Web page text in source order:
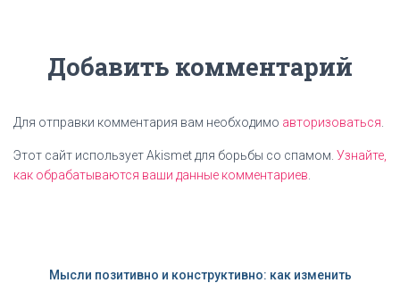
Добавить комментарий
Для отправки комментария вам необходимо авторизоваться
Этот сайт использует Akismet для борьбы со спамом. Узнайте,
как обрабатываются ваши данные комментариев
Мысли позитивно и конструктивно: как изменить